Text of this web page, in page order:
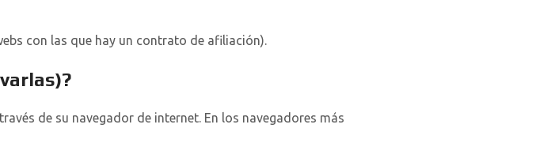
con las que hay un contrato de afiliación).
de su navegador de internet. En los navegadores más